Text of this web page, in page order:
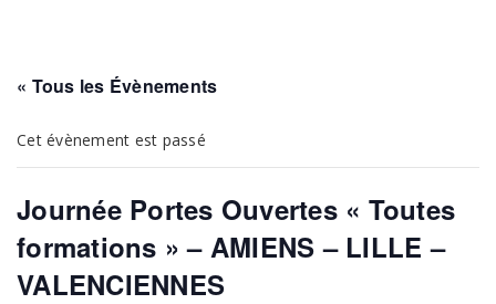
« Tous les Évènements
Cet évènement est passé
Journée Portes Ouvertes « Toutes
formations » – AMIENS – LILLE –
VALENCIENNES